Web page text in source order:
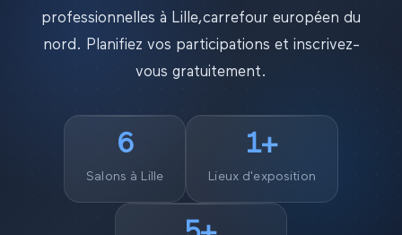
professionnelles à Lille,carrefour européen du
nord . Planifiez vos participations et inscrivez-
vous gratuitement.
6
Salons à Lille
1+
Lieux d'exposition